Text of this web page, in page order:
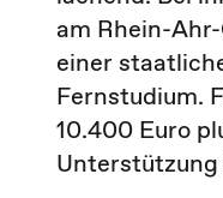
am Rhein-
einer
Fernstudium.
10.400 Euro